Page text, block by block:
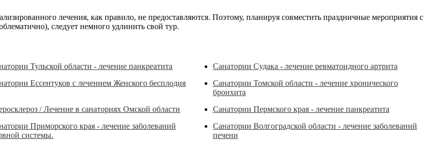
лечения, как правило, не предоставляются. Поэтому, планируя совместить праздничные мероприятия с
следует немного удлинить свой тур.
Тульской области - лечение панкреатита
Санатории Судака - лечение ревматоидного артрита
Ессентуков с лечением Женского бесплодия
Санатории Томской области - лечение хронического
бронхита
/ Лечение в санаториях Омской области
Санатории Пермского края - лечение панкреатита
Приморского края - лечение заболеваний
системы.
Санатории Волгоградской области - лечение заболеваний
печени